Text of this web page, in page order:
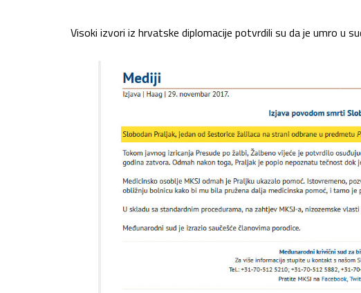
Visoki izvori iz hrvatske diplomacije potvrdili su da je umro u